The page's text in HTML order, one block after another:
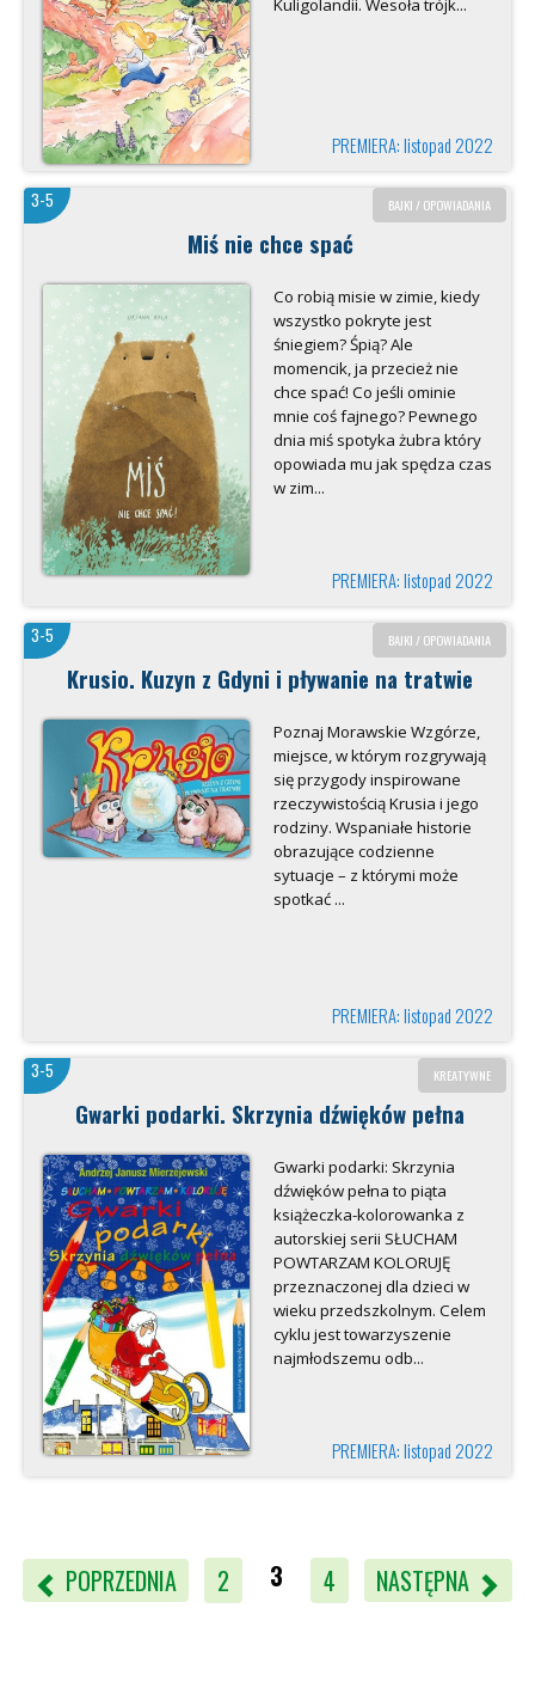
Kuligolandii. Wesoła trójk...
PREMIERA: listopad 2022
3-5 BAJKI / OPOWIADANIA
Miś nie chce spać
Co robią misie w zimie, kiedy
wszystko pokryte jest
śniegiem? Śpią? Ale
momencik, ja przecież nie
chce spać! Co jeśli ominie
mnie coś fajnego? Pewnego
dnia miś spotyka żubra który
opowiada mu jak spędza czas
w zim...
PREMIERA: listopad 2022
3-5 BAJKI / OPOWIADANIA
Krusio. Kuzyn z Gdyni i pływanie na tratwie
Poznaj Morawskie Wzgórze,
miejsce, w którym rozgrywają
się przygody inspirowane
rzeczywistością Krusia i jego
rodziny. Wspaniałe historie
obrazujące codzienne
sytuacje – z którymi może
spotkać ...
PREMIERA: listopad 2022
3-5 KREATYWNE
Gwarki podarki. Skrzynia dźwięków pełna
Gwarki podarki: Skrzynia
dźwięków pełna to piąta
książeczka-kolorowanka z
autorskiej serii SŁUCHAM
POWTARZAM KOLORUJĘ
przeznaczonej dla dzieci w
wieku przedszkolnym. Celem
cyklu jest towarzyszenie
najmłodszemu odb...
PREMIERA: listopad 2022
POPRZEDNIA 2 3 4 NASTĘPNA